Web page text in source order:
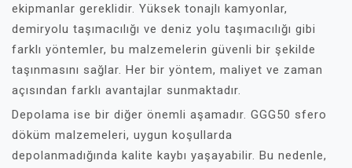
ekipmanlar gereklidir. Yüksek tonajlı kamyonlar,
demiryolu taşımacılığı ve deniz yolu taşımacılığı gibi
farklı yöntemler, bu malzemelerin güvenli bir şekilde
taşınmasını sağlar. Her bir yöntem, maliyet ve zaman
açısından farklı avantajlar sunmaktadır.
Depolama ise bir diğer önemli aşamadır. GGG50 sfero
döküm malzemeleri, uygun koşullarda
depolanmadığında kalite kaybı yaşayabilir. Bu nedenle,